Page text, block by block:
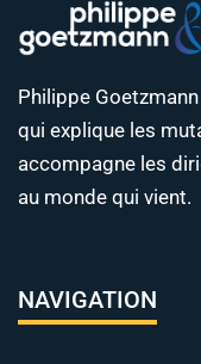
Philippe
qui explique les
accompagne les
au monde qui vient.
NAVIGATION